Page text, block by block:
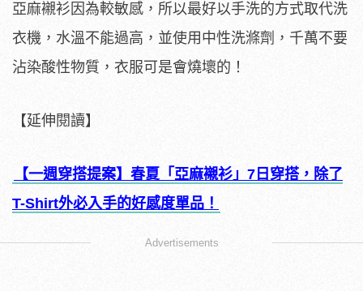
亞麻襯衫因為較敏感，所以最好以手洗的方式取代洗
衣機，水溫不能過高，並使用中性洗滌劑，千萬不要
沾染酸性物質，衣服可是會燒壞的！
【延伸閱讀】
【一週穿搭提案】春夏「亞麻襯衫」7日穿搭，除了
T-Shirt外必入手的好感度單品！
Advertisements